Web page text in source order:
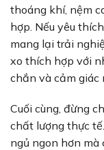
thoáng khí, nệm
hợp. Nếu yêu
mang lại trải
xo thích hợp với
chắn và cảm giác
Cuối cùng, đừng
chất lượng thực
ngủ ngon hơn mà